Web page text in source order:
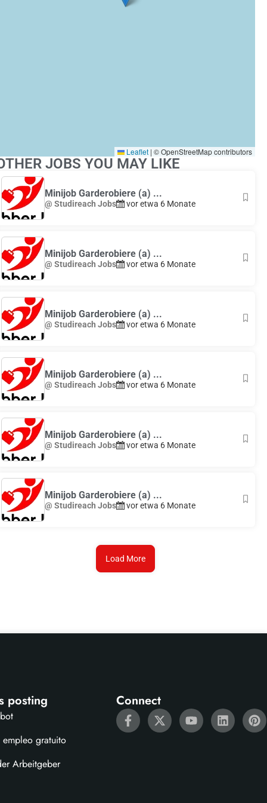
Leaflet | © OpenStreetMap contributors
JOBS YOU MAY LIKE
Minijob Garderobiere (a) ...
@ Studireach Jobs vor etwa 6 Monate
Minijob Garderobiere (a) ...
@ Studireach Jobs vor etwa 6 Monate
Minijob Garderobiere (a) ...
@ Studireach Jobs vor etwa 6 Monate
Minijob Garderobiere (a) ...
@ Studireach Jobs vor etwa 6 Monate
Minijob Garderobiere (a) ...
@ Studireach Jobs vor etwa 6 Monate
Minijob Garderobiere (a) ...
@ Studireach Jobs vor etwa 6 Monate
Load More
posting
gratuito
Arbeitgeber
Connect